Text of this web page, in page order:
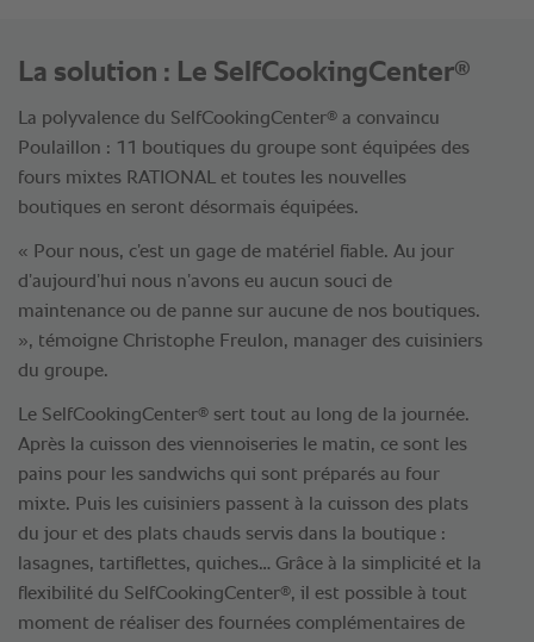
La solution : Le SelfCookingCenter®
La polyvalence du SelfCookingCenter® a convaincu
Poulaillon : 11 boutiques du groupe sont équipées des
fours mixtes RATIONAL et toutes les nouvelles
boutiques en seront désormais équipées.
« Pour nous, c’est un gage de matériel fiable. Au jour
d’aujourd’hui nous n’avons eu aucun souci de
maintenance ou de panne sur aucune de nos boutiques.
», témoigne Christophe Freulon, manager des cuisiniers
du groupe.
Le SelfCookingCenter® sert tout au long de la journée.
Après la cuisson des viennoiseries le matin, ce sont les
pains pour les sandwichs qui sont préparés au four
mixte. Puis les cuisiniers passent à la cuisson des plats
du jour et des plats chauds servis dans la boutique :
lasagnes, tartiflettes, quiches… Grâce à la simplicité et la
flexibilité du SelfCookingCenter®, il est possible à tout
moment de réaliser des fournées complémentaires de